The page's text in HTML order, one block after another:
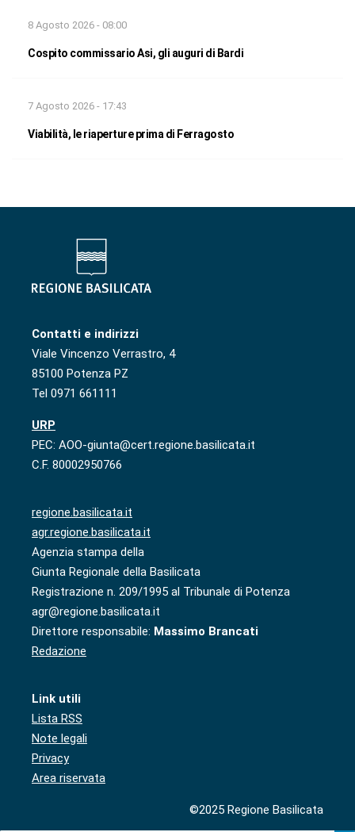
8 Agosto 2026 - 08:00
Cospito commissario Asi, gli auguri di Bardi
7 Agosto 2026 - 17:43
Viabilità, le riaperture prima di Ferragosto
Contatti e indirizzi
Viale Vincenzo Verrastro, 4
85100 Potenza PZ
Tel 0971 661111
URP
PEC: AOO-giunta@cert.regione.basilicata.it
C.F. 80002950766
regione.basilicata.it
agr.regione.basilicata.it
Agenzia stampa della
Giunta Regionale della Basilicata
Registrazione n. 209/1995 al Tribunale di Potenza
agr@regione.basilicata.it
Direttore responsabile: Massimo Brancati
Redazione
Link utili
Lista RSS
Note legali
Privacy
Area riservata
©2025 Regione Basilicata